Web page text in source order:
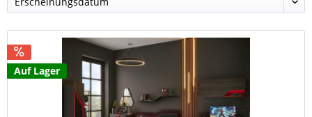
Auf Lager